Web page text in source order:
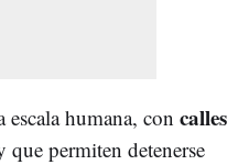
humana, con calles
que permiten detenerse